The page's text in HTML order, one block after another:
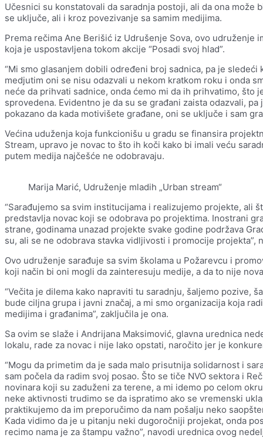
Učesnici su konstatovali da saradnja postoji, ali da ona
se uključe, ali i kroz povezivanje sa samim medijima.
Prema rečima Ane Berišić iz Udrušenje Sova, ovo udruženje
koja je uspostavljena tokom akcije “Posadi svoj hlad”.
“Mi smo glasanjem dobili određeni broj sadnica, pa je
medjutim oni se nisu odazvali u nekom kratkom roku i onda
neće da prihvati sadnice, onda ćemo mi da ih prihvatimo, što
sprovedena. Evidentno je da su se građani zaista odazvali,
pokazano da kada motivišete građane, oni se uključe i sam
Većina uduženja koja funkcionišu u gradu se finansira
Stream, upravo je novac to što ih koči kako bi imali veću
putem medija najčešće ne odobravaju.
Marija Marić, Udruženje mladih „Urban stream“
“Sarađujemo sa svim institucijama i realizujemo projekte,
predstavlja novac koji se odobrava po projektima. Inostrani
strane, godinama unazad projekte svake godine podržava
su, ali se ne odobrava stavka vidljivosti i promocije projekta”,
Ovo udruženje sarađuje sa svim školama u Požarevcu i
koji način bi oni mogli da zainteresuju medije, a da to nije
“Večita je dilema kako napraviti tu saradnju, šaljemo pozive,
bude ciljna grupa i javni značaj, a mi smo organizacija koja
medijima i građanima”, zaključila je ona.
Sa ovim se slaže i Andrijana Maksimović, glavna urednica
lokalu, rade za novac i nije lako opstati, naročito jer je
“Mogu da primetim da je sada malo prisutnija solidarnost i
sam počela da radim svoj posao. Što se tiče NVO sektora i
novinara koji su zaduženi za terene, a mi idemo po celom
neke aktivnosti trudimo se da ispratimo ako se vremenski
praktikujemo da im preporučimo da nam pošalju neko
Kada vidimo da je u pitanju neki dugoročniji projekat, onda
recimo nama je za štampu važno”, navodi urednica ovog